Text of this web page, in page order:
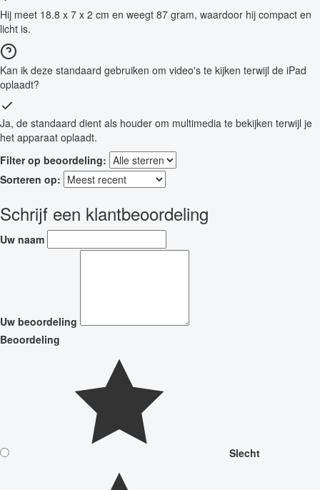
Hij meet 18.8 x 7 x 2 cm en weegt 87 gram, waardoor hij compact en
licht is.
Kan ik deze standaard gebruiken om video's te kijken terwijl de iPad
oplaadt?
Ja, de standaard dient als houder om multimedia te bekijken terwijl je
het apparaat oplaadt.
Filter op beoordeling:
Sorteren op:
Schrijf een klantbeoordeling
Uw naam
Uw beoordeling
Beoordeling
Slecht